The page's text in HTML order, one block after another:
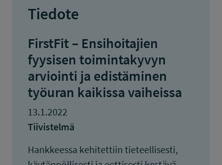
Tiedote
FirstFit – Ensihoitajien
fyysisen toimintakyvyn
arviointi ja edistäminen
työuran kaikissa vaiheissa
13.1.2022
Tiivistelmä
Hankkeessa kehitettiin tieteellisesti,